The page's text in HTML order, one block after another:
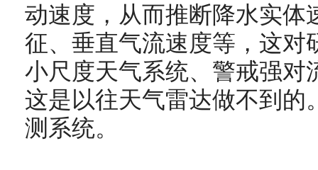
动速度，从而推断降水实体
征、垂直气流速度等，这对
小尺度天气系统、警戒强对
这是以往天气雷达做不到的
测系统。